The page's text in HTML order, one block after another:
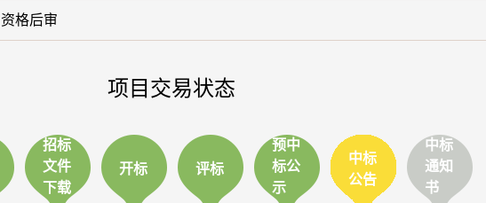
资格后审
项目交易状态
招标
文件
下载
开标 评标
预中
标公
示
中标
公告
中标
通知
书